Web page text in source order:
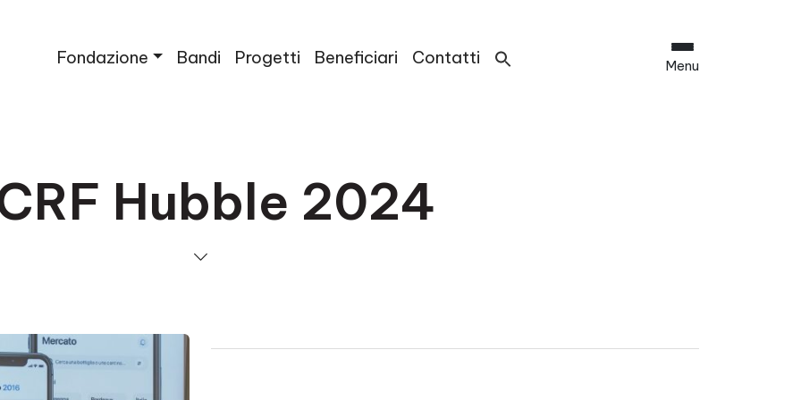
Fondazione Bandi Progetti Beneficiari Contatti Menu
Hubble 2024